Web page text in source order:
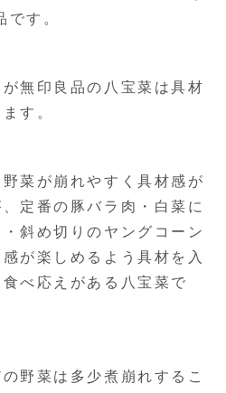
す。
無印良品の八宝菜は具材
す。
菜が崩れやすく具材感が
定番の豚バラ肉・白菜に
斜め切りのヤングコーン
が楽しめるよう具材を入
べ応えがある八宝菜で
野菜は多少煮崩れするこ